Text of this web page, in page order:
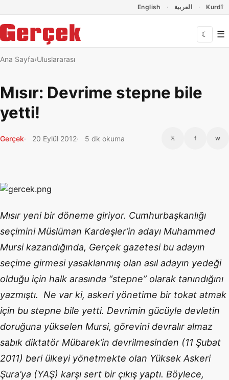
English العربية Kurdî
☾ ☰
Ana Sayfa Uluslararası
Mısır: Devrime stepne bile
yetti!
Gerçek 20 Eylül 2012 5 dk okuma 𝕏 f w
Mısır yeni bir döneme giriyor. Cumhurbaşkanlığı
seçimini Müslüman Kardeşler’in adayı Muhammed
Mursi kazandığında, Gerçek gazetesi bu adayın
seçime girmesi yasaklanmış olan asıl adayın yedeği
olduğu için halk arasında “stepne” olarak tanındığını
yazmıştı. Ne var ki, askeri yönetime bir tokat atmak
için bu stepne bile yetti. Devrimin gücüyle devletin
doruğuna yükselen Mursi, görevini devralır almaz
sabık diktatör Mübarek’in devrilmesinden (11 Şubat
2011) beri ülkeyi yönetmekte olan Yüksek Askeri
Şura’ya (YAŞ) karşı sert bir çıkış yaptı. Böylece,